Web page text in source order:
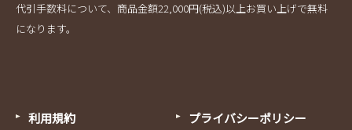
代引手数料について、商品金額22,000円(税込)以上お買い上げで無料
になります。
利用規約
プライバシーポリシー